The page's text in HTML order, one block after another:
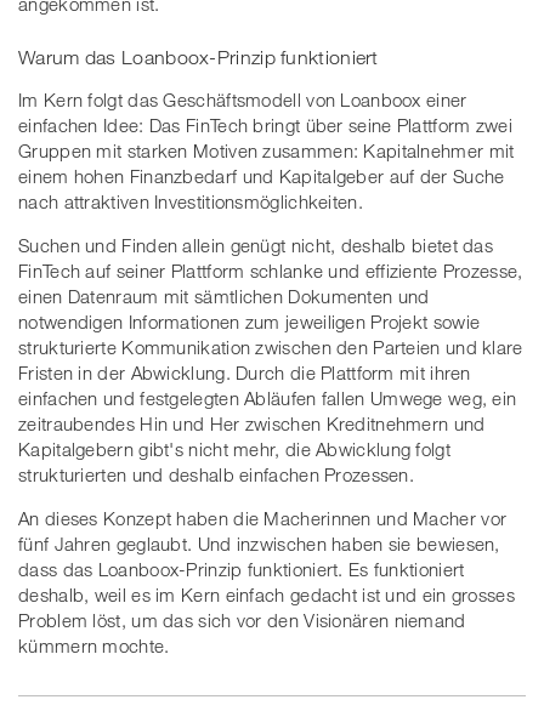
Warum das Loanboox-Prinzip funktioniert
Im Kern folgt das Geschäftsmodell von Loanboox einer
einfachen Idee: Das FinTech bringt über seine Plattform zwei
Gruppen mit starken Motiven zusammen: Kapitalnehmer mit
einem hohen Finanzbedarf und Kapitalgeber auf der Suche
nach attraktiven Investitionsmöglichkeiten.
Suchen und Finden allein genügt nicht, deshalb bietet das
FinTech auf seiner Plattform schlanke und effiziente Prozesse,
einen Datenraum mit sämtlichen Dokumenten und
notwendigen Informationen zum jeweiligen Projekt sowie
strukturierte Kommunikation zwischen den Parteien und klare
Fristen in der Abwicklung. Durch die Plattform mit ihren
einfachen und festgelegten Abläufen fallen Umwege weg, ein
zeitraubendes Hin und Her zwischen Kreditnehmern und
Kapitalgebern gibt's nicht mehr, die Abwicklung folgt
strukturierten und deshalb einfachen Prozessen.
An dieses Konzept haben die Macherinnen und Macher vor
fünf Jahren geglaubt. Und inzwischen haben sie bewiesen,
dass das Loanboox-Prinzip funktioniert. Es funktioniert
deshalb, weil es im Kern einfach gedacht ist und ein grosses
Problem löst, um das sich vor den Visionären niemand
kümmern mochte.